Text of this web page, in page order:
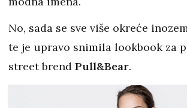
No, sada se sve više okreće
te je upravo snimila lookbook za
street brend Pull&Bear.